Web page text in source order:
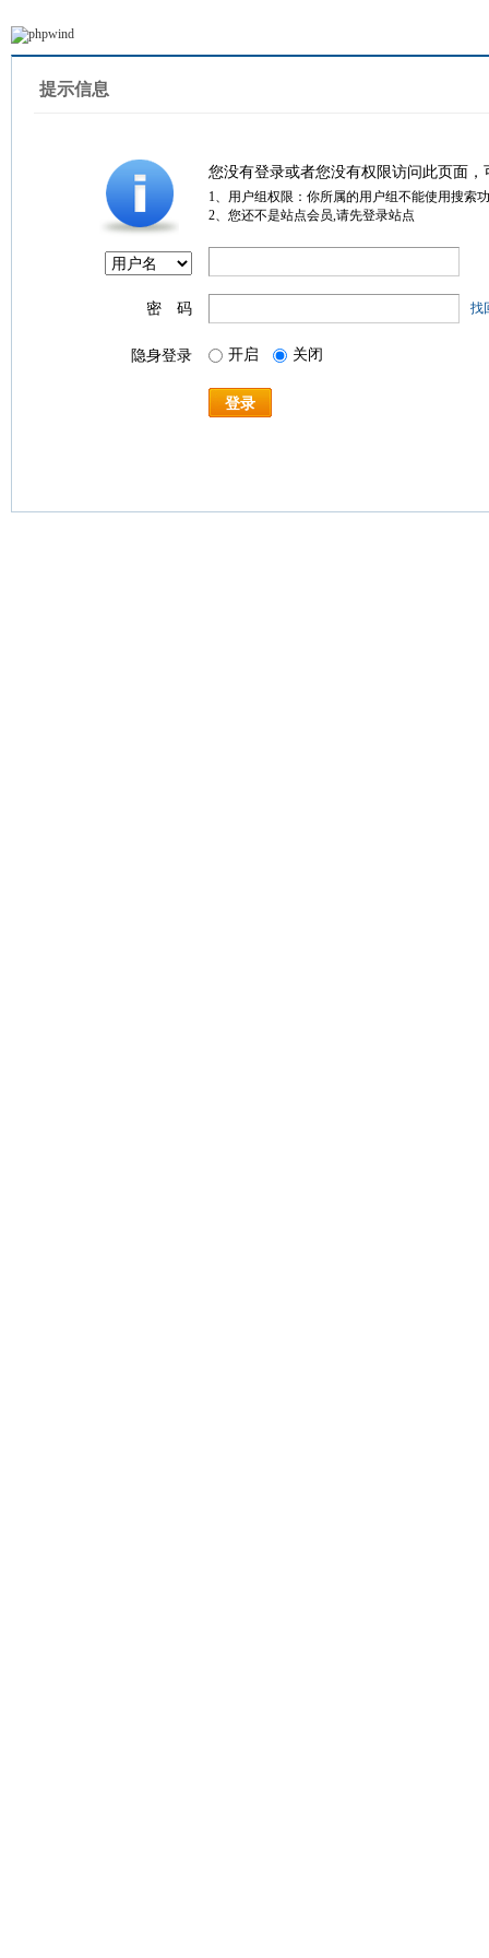
提示信息
您没有登录或者您没有权限访问此页面
1、用户组权限：你所属的用户组不能使用搜索
2、您还不是站点会员,请先登录站点
密 码 找
隐身登录 开启 关闭
登录